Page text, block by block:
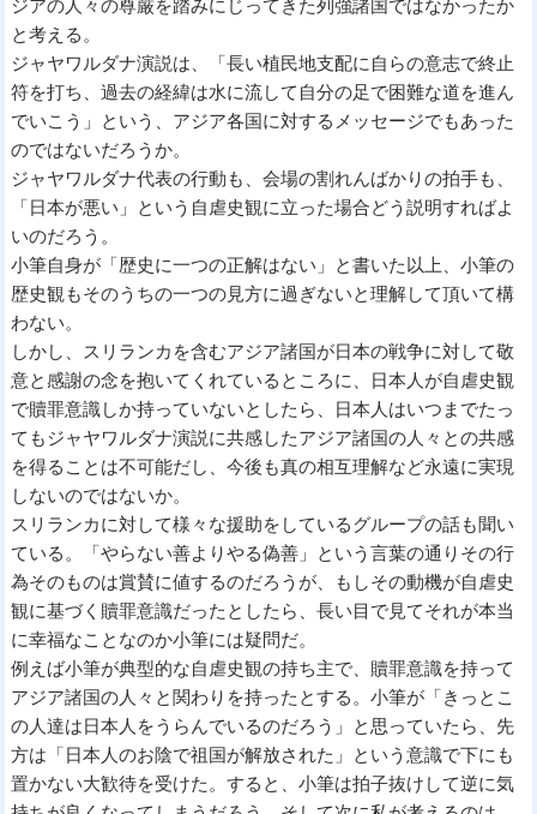
ジアの人々の尊厳を踏みにじってきた列強諸国ではなかったか
と考える。
ジャヤワルダナ演説は、「長い植民地支配に自らの意志で終止
符を打ち、過去の経緯は水に流して自分の足で困難な道を進ん
でいこう」という、アジア各国に対するメッセージでもあった
のではないだろうか。
ジャヤワルダナ代表の行動も、会場の割れんばかりの拍手も、
「日本が悪い」という自虐史観に立った場合どう説明すればよ
いのだろう。
小筆自身が「歴史に一つの正解はない」と書いた以上、小筆の
歴史観もそのうちの一つの見方に過ぎないと理解して頂いて構
わない。
しかし、スリランカを含むアジア諸国が日本の戦争に対して敬
意と感謝の念を抱いてくれているところに、日本人が自虐史観
で贖罪意識しか持っていないとしたら、日本人はいつまでたっ
てもジャヤワルダナ演説に共感したアジア諸国の人々との共感
を得ることは不可能だし、今後も真の相互理解など永遠に実現
しないのではないか。
スリランカに対して様々な援助をしているグループの話も聞い
ている。「やらない善よりやる偽善」という言葉の通りその行
為そのものは賞賛に値するのだろうが、もしその動機が自虐史
観に基づく贖罪意識だったとしたら、長い目で見てそれが本当
に幸福なことなのか小筆には疑問だ。
例えば小筆が典型的な自虐史観の持ち主で、贖罪意識を持って
アジア諸国の人々と関わりを持ったとする。小筆が「きっとこ
の人達は日本人をうらんでいるのだろう」と思っていたら、先
方は「日本人のお陰で祖国が解放された」という意識で下にも
置かない大歓待を受けた。すると、小筆は拍子抜けして逆に気